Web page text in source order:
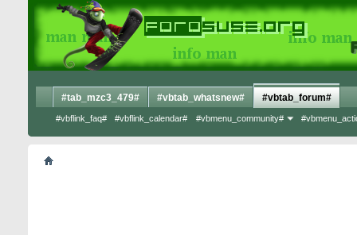
#tab_mzc3_479# #vbtab_whatsnew# #vbtab_forum#
#vbflink_faq# #vbflink_calendar# #vbmenu_community#